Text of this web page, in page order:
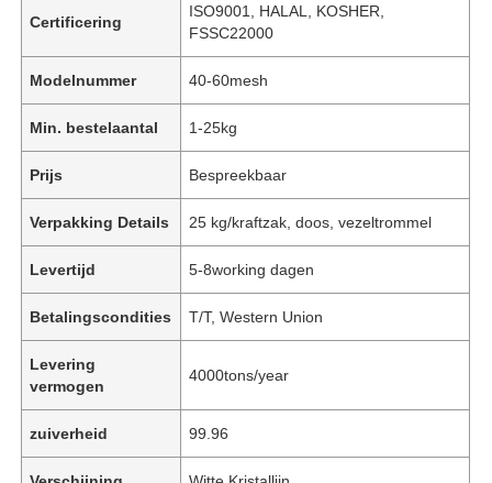
Certificering
ISO9001, HALAL, KOSHER,
FSSC22000
Modelnummer 40-60mesh
Min. bestelaantal 1-25kg
Prijs Bespreekbaar
Verpakking Details 25 kg/kraftzak, doos, vezeltrommel
Levertijd 5-8working dagen
Betalingscondities T/T, Western Union
Levering
vermogen
4000tons/year
zuiverheid 99.96